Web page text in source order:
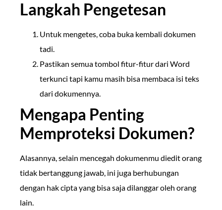
Langkah Pengetesan
Untuk mengetes, coba buka kembali dokumen
tadi.
Pastikan semua tombol fitur-fitur dari Word
terkunci tapi kamu masih bisa membaca isi teks
dari dokumennya.
Mengapa Penting
Memproteksi Dokumen?
Alasannya, selain mencegah dokumenmu diedit orang
tidak bertanggung jawab, ini juga berhubungan
dengan hak cipta yang bisa saja dilanggar oleh orang
lain.